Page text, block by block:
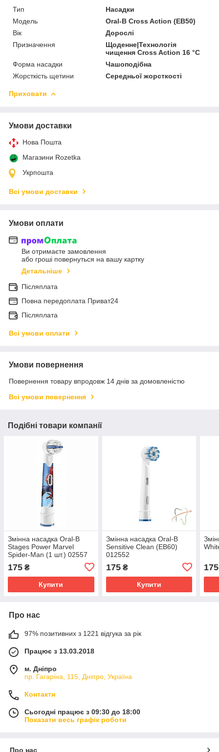
Тип
Насадки
Мoдель
Oral-B Cross Action (EB50)
Вік
Дорослі
Призначення
Щоденне|Технологія
чищення Cross Action 16 °C
Форма насадки
Чашоподібна
Жорсткість щетини
Середньої жорсткості
Приховати
Умови доставки
Нова Пошта
Магазини Rozetka
Укрпошта
Всі умови доставки
Умови оплати
Ви отримаєте замовлення
або гроші повернуться на вашу картку
Детальніше
Післяплата
Повна передоплата Приват24
Післяплата
Всі умови оплати
Умови повернення
Повернення товару впродовж 14 днів за домовленістю
Всі умови повернення
Подібні товари компанії
Змінна насадка Oral-B
Stages Power Marvel
Spider-Man (1 шт.) 02557
175 ₴
Купити
Змінна насадка Oral-B
Sensitive Clean (EB60)
012552
175₴
Купити
175
Про нас
97% позитивних з 1221 відгука за рік
Працює з 13.03.2018
м. Дніпро
пр. Гагаріна, 115, Дніпро, Україна
Контакти
Сьогодні працює з 09:30 до 18:00
Показати весь графік роботи
Про нас